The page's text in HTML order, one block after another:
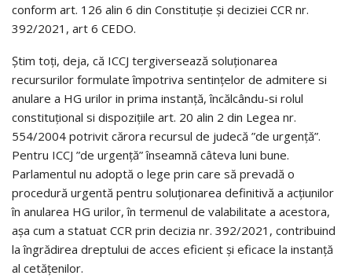
conform art. 126 alin 6 din Constituție și deciziei CCR nr.
392/2021, art 6 CEDO.
Știm toți, deja, că ICCJ tergiversează soluționarea
recursurilor formulate împotriva sentințelor de admitere si
anulare a HG urilor in prima instanță, încălcându-si rolul
constituțional si dispozițiile art. 20 alin 2 din Legea nr.
554/2004 potrivit cărora recursul de judecă ”de urgență”.
Pentru ICCJ ”de urgență” înseamnă câteva luni bune.
Parlamentul nu adoptă o lege prin care să prevadă o
procedură urgentă pentru soluționarea definitivă a acțiunilor
în anularea HG urilor, în termenul de valabilitate a acestora,
așa cum a statuat CCR prin decizia nr. 392/2021, contribuind
la îngrădirea dreptului de acces eficient și eficace la instanță
al cetățenilor.